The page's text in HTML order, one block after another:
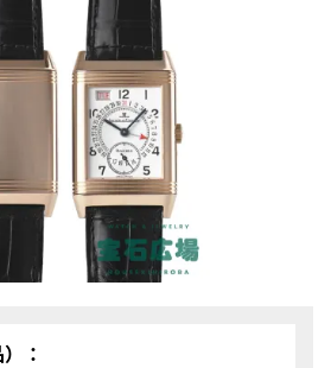
：